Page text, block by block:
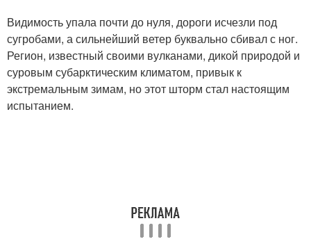
Видимость упала почти до нуля, дороги исчезли под
сугробами, а сильнейший ветер буквально сбивал с ног.
Регион, известный своими вулканами, дикой природой и
суровым субарктическим климатом, привык к
экстремальным зимам, но этот шторм стал настоящим
испытанием.